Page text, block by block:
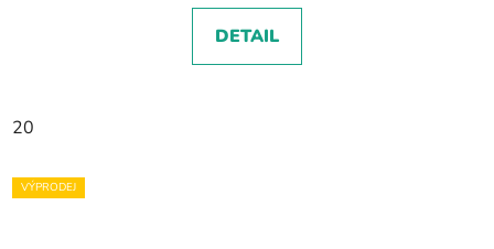
DETAIL
20
VÝPRODEJ